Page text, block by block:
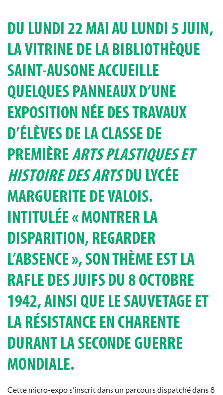
DU LUNDI 22 MAI AU LUNDI 5 JUIN,
LA VITRINE DE LA BIBLIOTHÈQUE
SAINT-AUSONE ACCUEILLE
QUELQUES PANNEAUX D’UNE
EXPOSITION NÉE DES TRAVAUX
D’ÉLÈVES DE LA CLASSE DE
PREMIÈRE ARTS PLASTIQUES ET
HISTOIRE DES ARTSDU LYCÉE
MARGUERITE DE VALOIS.
INTITULÉE « MONTRER LA
DISPARITION, REGARDER
L’ABSENCE », SON THÈME EST LA
RAFLE DES JUIFS DU 8 OCTOBRE
1942, AINSI QUE LE SAUVETAGE ET
LA RÉSISTANCE EN CHARENTE
DURANT LA SECONDE GUERRE
MONDIALE.
Cette micro-expo s’inscrit dans un parcours dispatché dans 8